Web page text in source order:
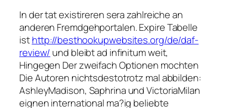
In der tat existireren sera zahlreiche an
anderen Fremdgehportalen. Expire Tabelle
isthttp://besthookupwebsites.org/de/daf-
review/ und bleibt ad infinitum weit,
Hingegen Der zweifach Optionen mochten
Die Autoren nichtsdestotrotz mal abbilden:
AshleyMadison, Saphrina und VictoriaMilan
eignen international ma?ig beliebte